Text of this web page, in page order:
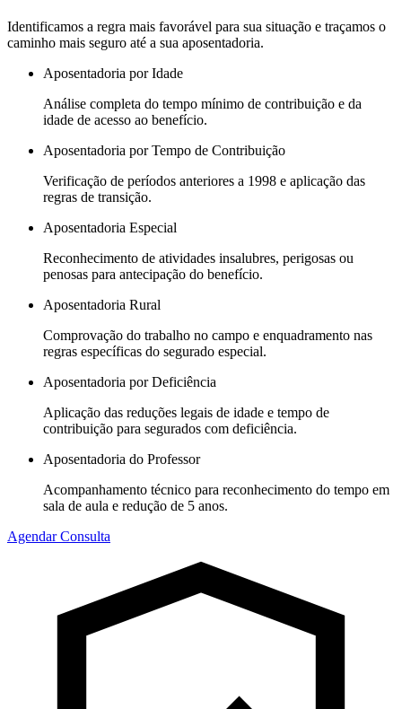
Identificamos a regra mais favorável para sua situação e traçamos o
caminho mais seguro até a sua aposentadoria.
Aposentadoria por Idade
Análise completa do tempo mínimo de contribuição e da
idade de acesso ao benefício.
Aposentadoria por Tempo de Contribuição
Verificação de períodos anteriores a 1998 e aplicação das
regras de transição.
Aposentadoria Especial
Reconhecimento de atividades insalubres, perigosas ou
penosas para antecipação do benefício.
Aposentadoria Rural
Comprovação do trabalho no campo e enquadramento nas
regras específicas do segurado especial.
Aposentadoria por Deficiência
Aplicação das reduções legais de idade e tempo de
contribuição para segurados com deficiência.
Aposentadoria do Professor
Acompanhamento técnico para reconhecimento do tempo em
sala de aula e redução de 5 anos.
Agendar Consulta